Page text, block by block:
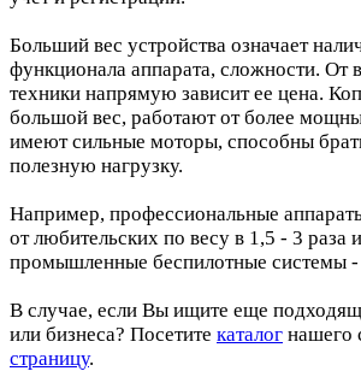
Больший вес устройства означает
функционала аппарата, сложности. От
техники напрямую зависит ее цена.
большой вес, работают от более
имеют сильные моторы, способны
полезную нагрузку.
Например, профессиональные
от любительских по весу в 1,5 - 3 раза
промышленные беспилотные системы -
В случае, если Вы ищите еще
или бизнеса? Посетите каталог нашего
страницу.